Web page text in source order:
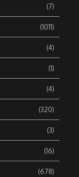
(7)
(1011)
(4)
(1)
(4)
(320)
(3)
(16)
(678)